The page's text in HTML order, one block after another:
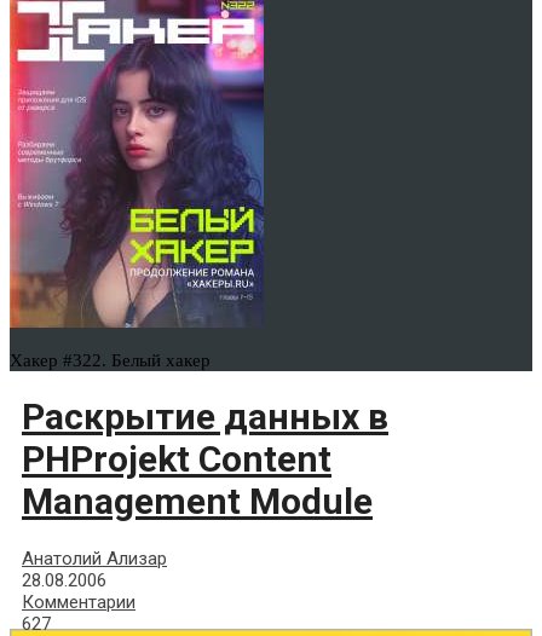
Хакер #322. Белый хакер
Раскрытие данных в
PHProjekt Content
Management Module
Анатолий Ализар
28.08.2006
Комментарии
627